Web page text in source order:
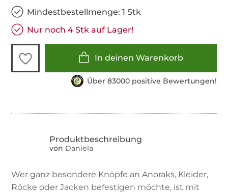
Mindestbestellmenge: 1 Stk
Nur noch 4 Stk auf Lager!
In deinen Warenkorb
Über 83000 positive Bewertungen!
von Daniela
Wer ganz besondere Knöpfe an Anoraks, Kleider,
Röcke oder Jacken befestigen möchte, ist mit